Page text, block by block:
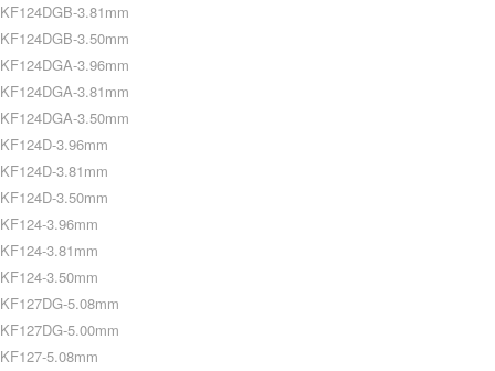
KF124DGB-3.81mm
KF124DGB-3.50mm
KF124DGA-3.96mm
KF124DGA-3.81mm
KF124DGA-3.50mm
KF124D-3.96mm
KF124D-3.81mm
KF124D-3.50mm
KF124-3.96mm
KF124-3.81mm
KF124-3.50mm
KF127DG-5.08mm
KF127DG-5.00mm
KF127-5.08mm